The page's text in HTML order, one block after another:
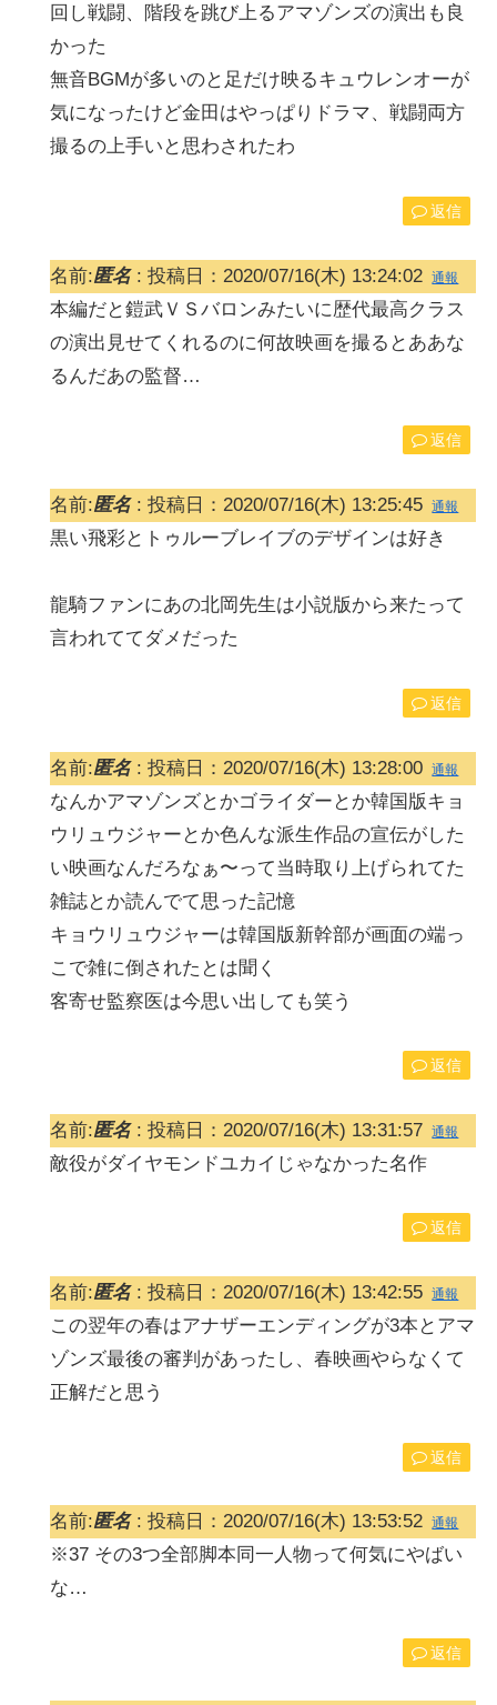
回し戦闘、階段を跳び上るアマゾンズの演出も良
かった
無音BGMが多いのと足だけ映るキュウレンオーが
気になったけど金田はやっぱりドラマ、戦闘両方
撮るの上手いと思わされたわ
返信
名前:匿名: 投稿日：2020/07/16(木) 13:24:02 通報
本編だと鎧武ＶＳバロンみたいに歴代最高クラス
の演出見せてくれるのに何故映画を撮るとああな
るんだあの監督…
返信
名前:匿名: 投稿日：2020/07/16(木) 13:25:45 通報
黒い飛彩とトゥルーブレイブのデザインは好き
龍騎ファンにあの北岡先生は小説版から来たって
言われててダメだった
返信
名前:匿名: 投稿日：2020/07/16(木) 13:28:00 通報
なんかアマゾンズとかゴライダーとか韓国版キョ
ウリュウジャーとか色んな派生作品の宣伝がした
い映画なんだろなぁ〜って当時取り上げられてた
雑誌とか読んでて思った記憶
キョウリュウジャーは韓国版新幹部が画面の端っ
こで雑に倒されたとは聞く
客寄せ監察医は今思い出しても笑う
返信
名前:匿名: 投稿日：2020/07/16(木) 13:31:57 通報
敵役がダイヤモンドユカイじゃなかった名作
返信
名前:匿名: 投稿日：2020/07/16(木) 13:42:55 通報
この翌年の春はアナザーエンディングが3本とアマ
ゾンズ最後の審判があったし、春映画やらなくて
正解だと思う
返信
名前:匿名: 投稿日：2020/07/16(木) 13:53:52 通報
※37 その3つ全部脚本同一人物って何気にやばい
な…
返信